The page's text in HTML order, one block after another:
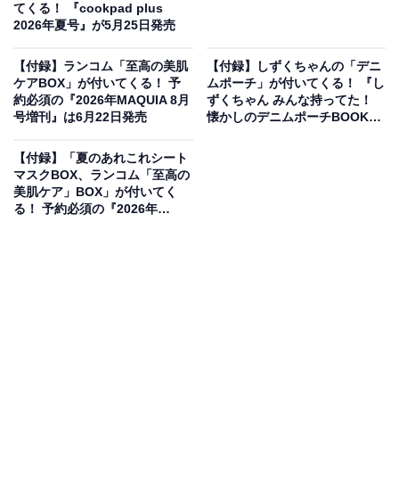
グ」が付いてきます。
てくる！ 『cookpad plus
2026年夏号』が5月25日発売
【付録】ランコム「至高の美肌
ケアBOX」が付いてくる！ 予
約必須の『2026年MAQUIA 8月
号増刊』は6月22日発売
【付録】しずくちゃんの「デニ
ムポーチ」が付いてくる！ 『し
ずくちゃん みんな持ってた！
懐かしのデニムポーチBOOK』
【付録】「夏のあれこれシート
マスクBOX、ランコム「至高の
美肌ケア」BOX」が付いてく
る！ 予約必須の『2026年